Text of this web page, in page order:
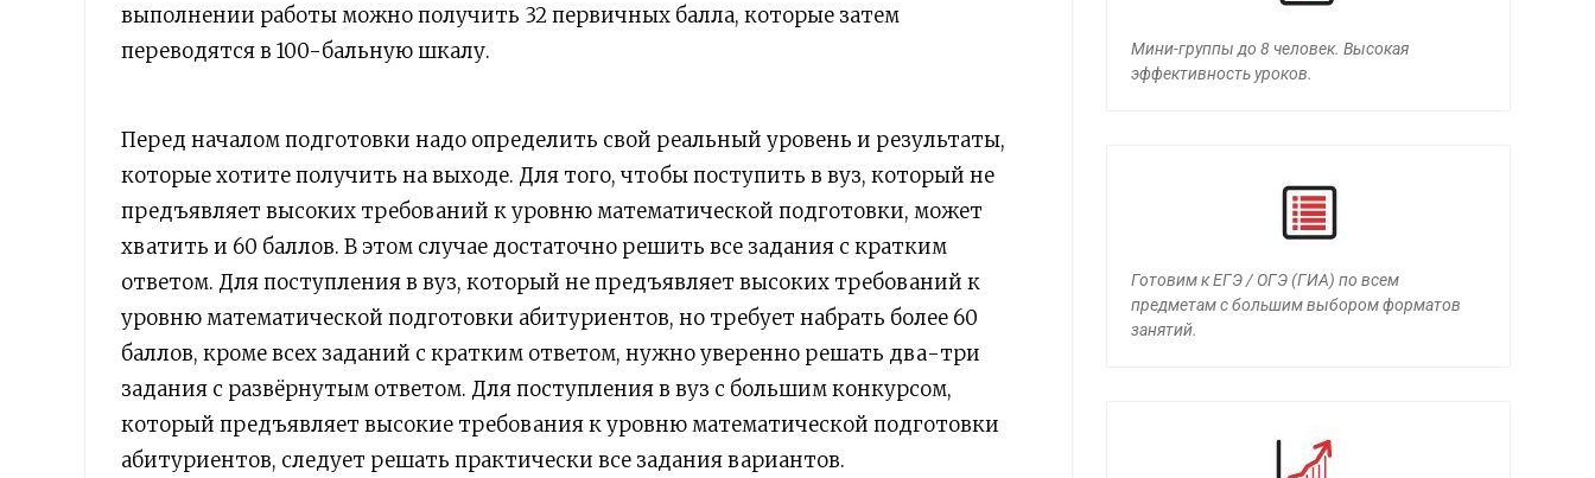
выполнении работы можно получить 32 первичных балла, которые затем
переводятся в 100-бальную шкалу.
Перед началом подготовки надо определить свой реальный уровень и результаты,
которые хотите получить на выходе. Для того, чтобы поступить в вуз, который не
предъявляет высоких требований к уровню математической подготовки, может
хватить и 60 баллов. В этом случае достаточно решить все задания с кратким
ответом. Для поступления в вуз, который не предъявляет высоких требований к
уровню математической подготовки абитуриентов, но требует набрать более 60
баллов, кроме всех заданий с кратким ответом, нужно уверенно решать два-три
задания с развёрнутым ответом. Для поступления в вуз с большим конкурсом,
который предъявляет высокие требования к уровню математической подготовки
абитуриентов, следует решать практически все задания вариантов.
Мини-группы до 8 человек. Высокая
эффективность уроков.
Готовим к ЕГЭ / ОГЭ (ГИА) по всем
предметам с большим выбором форматов
занятий.